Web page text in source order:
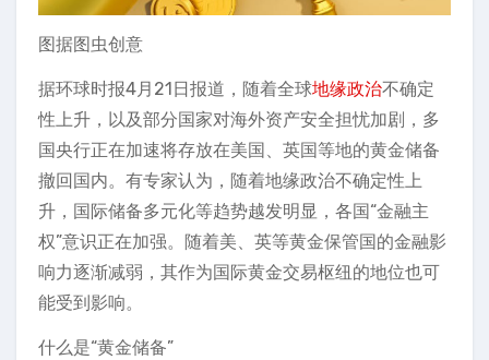
图据图虫创意
据环球时报4月21日报道，随着全球地缘政治不确定
性上升，以及部分国家对海外资产安全担忧加剧，多
国央行正在加速将存放在美国、英国等地的黄金储备
撤回国内。有专家认为，随着地缘政治不确定性上
升，国际储备多元化等趋势越发明显，各国“金融主
权”意识正在加强。随着美、英等黄金保管国的金融影
响力逐渐减弱，其作为国际黄金交易枢纽的地位也可
能受到影响。
什么是“黄金储备”